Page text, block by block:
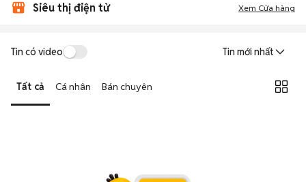
Siêu thị điện tử Xem Cửa hàng
Tin có video Tin mới nhất
Tất cả Cá nhân Bán chuyên